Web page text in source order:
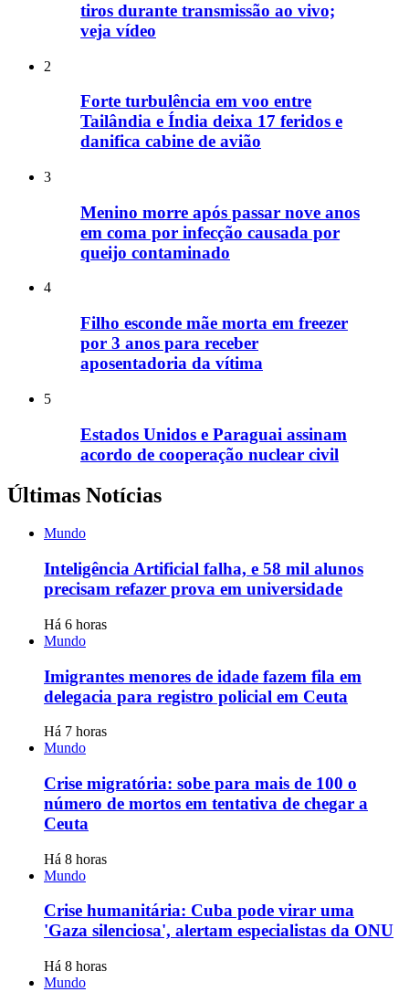
tiros durante transmissão ao vivo;
veja vídeo
2
Forte turbulência em voo entre
Tailândia e Índia deixa 17 feridos e
danifica cabine de avião
3
Menino morre após passar nove anos
em coma por infecção causada por
queijo contaminado
4
Filho esconde mãe morta em freezer
por 3 anos para receber
aposentadoria da vítima
5
Estados Unidos e Paraguai assinam
acordo de cooperação nuclear civil
Últimas Notícias
Mundo
Inteligência Artificial falha, e 58 mil alunos
precisam refazer prova em universidade
Há 6 horas
Mundo
Imigrantes menores de idade fazem fila em
delegacia para registro policial em Ceuta
Há 7 horas
Mundo
Crise migratória: sobe para mais de 100 o
número de mortos em tentativa de chegar a
Ceuta
Há 8 horas
Mundo
Crise humanitária: Cuba pode virar uma
'Gaza silenciosa', alertam especialistas da ONU
Há 8 horas
Mundo